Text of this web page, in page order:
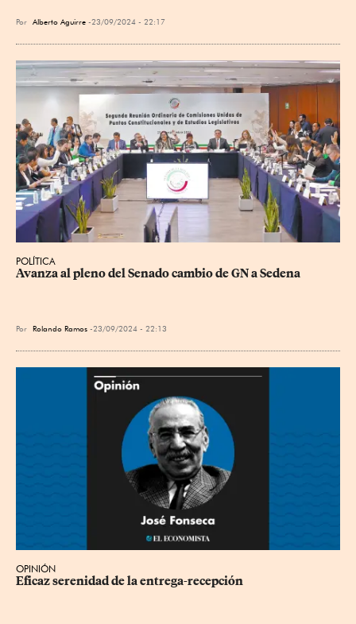
Por Alberto Aguirre 23/09/2024 - 22:17
POLÍTICA
Avanza al pleno del Senado cambio de GN a Sedena
Por Rolando Ramos 23/09/2024 - 22:13
OPINIÓN
Eficaz serenidad de la entrega-recepción